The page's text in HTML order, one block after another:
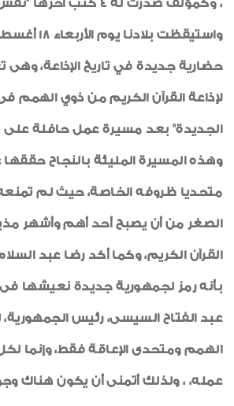
، وكمؤلف صدرت له 4 كتب
حضارية جديدة في تاريخ الإذاعة، وهى
لإذاعة القرآن الكريم من ذوي الهمم
الجديدة" بعد مسيرة عمل حافلة على مدار 33
وهذه المسيرة المليئة بالنجاح حققها
متحديا ظروفه الخاصة، حيث لم
الصغر من أن يصبح أحد أهم وأشهر
القرآن الكريم، وكما أكد رضا عبد
بأنه رمز لجمهورية جديدة نعيشها
عبد الفتاح السيسى، رئيس
الهمم ومتحدى الإعاقة فقط، وإنما
عمله، ، ولذلك أتمنى أن يكون هناك